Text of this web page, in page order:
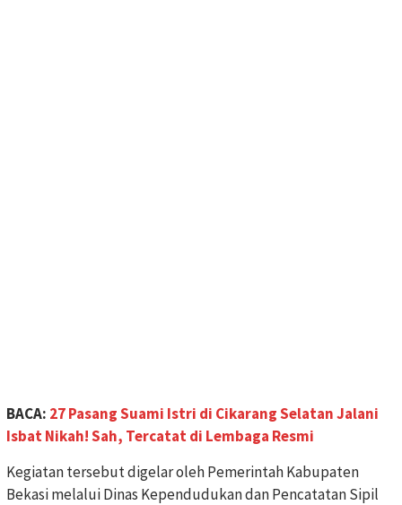
BACA: 27 Pasang Suami Istri di Cikarang Selatan Jalani
Isbat Nikah! Sah, Tercatat di Lembaga Resmi
Kegiatan tersebut digelar oleh Pemerintah Kabupaten
Bekasi melalui Dinas Kependudukan dan Pencatatan Sipil